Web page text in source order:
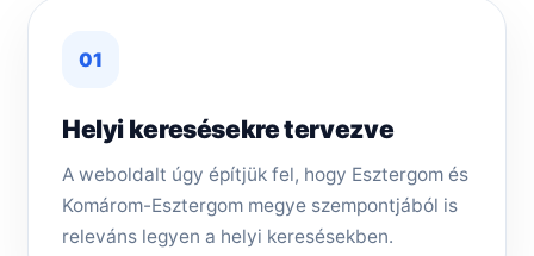
01
Helyi keresésekre tervezve
A weboldalt úgy építjük fel, hogy Esztergom és
Komárom-Esztergom megye szempontjából is
releváns legyen a helyi keresésekben.